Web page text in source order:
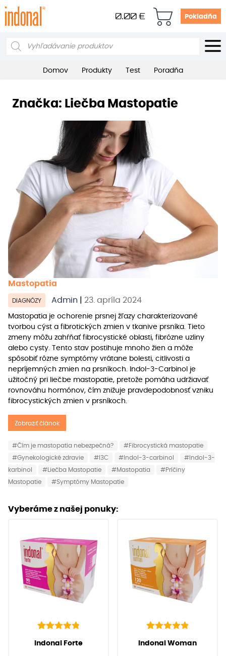
0.00 € Pokladňa
Products
Domov Produkty Test Poradňa
Značka: Liečba Mastopatie
Mastopatia
DIAGNÓZY Admin 23. apríla 2024
Mastopatia je ochorenie prsnej žľazy charakterizované
tvorbou cýst a fibrotických zmien v tkanive prsníka. Tieto
zmeny môžu zahŕňať fibrocystické oblasti, fibrózne uzliny
alebo cysty. Tento stav postihuje mnoho žien a môže
spôsobiť rôzne symptómy vrátane bolesti, citlivosti a
nepríjemných zmien na prsníkoch. Indol-3-Carbinol je
užitočný pri liečbe mastopatie, pretože pomáha udržiavať
rovnováhu hormónov, čím znižuje pravdepodobnosť vzniku
fibrocystických zmien v prsníkoch.
Zobraziť článok
#Čím je mastopatia nebezpečná?
#Fibrocystická mastopatie
#Gynekologické zdravie
#I3C #Indol-3-carbinol
#Indol-3-
karbinol
#Liečba Mastopatie #Mastopatia
#Príčiny
Mastopatie
#Symptómy Mastopatie
Vyberáme z našej ponuky:
4.91
(142recenzií
Indonal Forte
4.97
recenzií zákazníkov)
Indonal Woman